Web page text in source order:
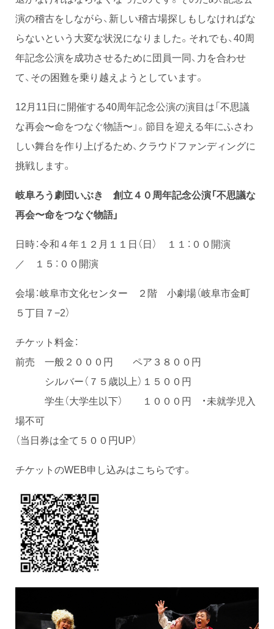
演の稽古をしながら、新しい稽古場探しもしなければな
らないという大変な状況になりました。それでも、40周
年記念公演を成功させるために団員一同、力を合わせ
て、その困難を乗り越えようとしています。
12月11日に開催する40周年記念公演の演目は「不思議
な再会〜命をつなぐ物語〜」。節目を迎える年にふさわ
しい舞台を作り上げるため、クラウドファンディングに
挑戦します。
岐阜ろう劇団いぶき 創立４０周年記念公演「不思議な
再会〜命をつなぐ物語」
日時：令和４年１２月１１日（日） １１：００開演
／ １５：００開演
会場：岐阜市文化センター ２階 小劇場（岐阜市金町
５丁目７−2）
チケット料金：
前売 一般２０００円 ペア３８００円
シルバー（７５歳以上）１５００円
学生（大学生以下） １０００円 ・未就学児入
場不可
（当日券は全て５００円UP）
チケットのWEB申し込みはこちらです。